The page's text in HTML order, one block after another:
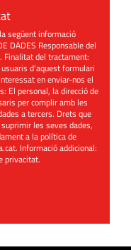
següent informació
DADES Responsable del
Finalitat del tractament:
d'aquest formulari
en enviar-nos el
El personal, la direcció de
per complir amb les
a tercers. Drets que
les seves dades,
a la política de
. Informació addicional:
privacitat.